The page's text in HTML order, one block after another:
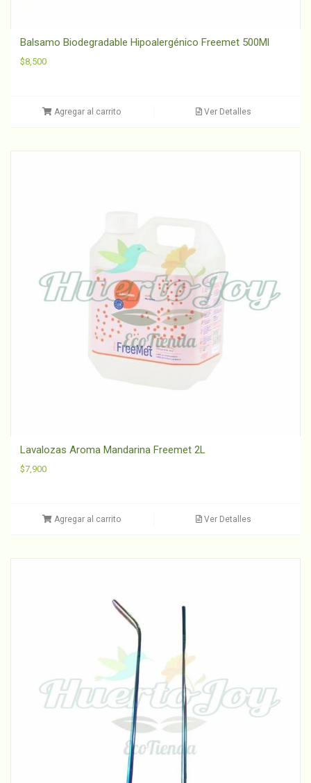
Balsamo Biodegradable Hipoalergénico Freemet 500Ml
$8,500
Agregar al carrito Ver Detalles
Lavalozas Aroma Mandarina Freemet 2L
$7,900
Agregar al carrito Ver Detalles